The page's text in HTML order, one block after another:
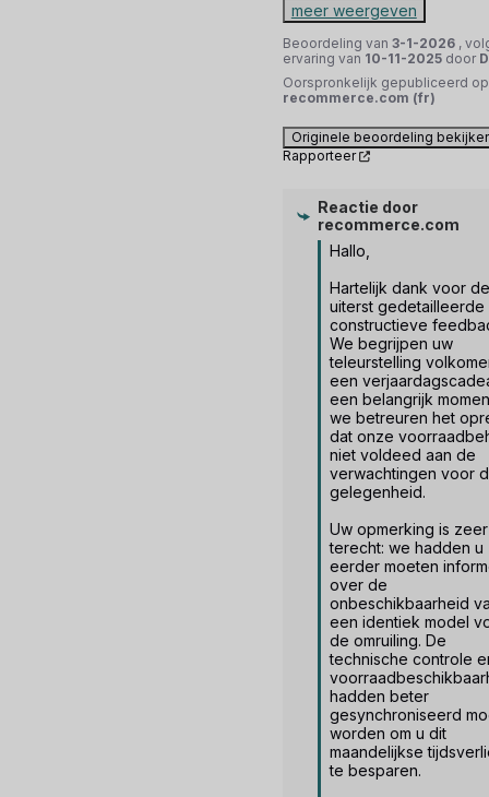
meer weergeven
Beoordeling van 3-1-2026 ,
ervaring van 10-11-2025 door
Oorspronkelijk gepubliceerd op
recommerce.com (fr)
Originele beoordeling
Rapporteer
Reactie door
recommerce.com
Hallo,
Hartelijk dank voor
uiterst gedetailleerde
constructieve
We begrijpen uw
teleurstelling
een
een belangrijk
we betreuren het
dat onze
niet voldeed aan de
verwachtingen voor
gelegenheid.
Uw opmerking is zeer
terecht: we hadden u
eerder moeten
over de
onbeschikbaarheid
een identiek model
de omruiling. De
technische controle
hadden beter
gesynchroniseerd
worden om u dit
maandelijkse
te besparen.